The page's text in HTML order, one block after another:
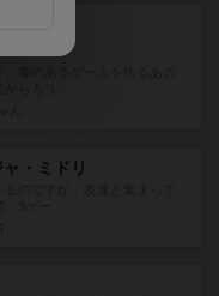
ん
・ミドリ